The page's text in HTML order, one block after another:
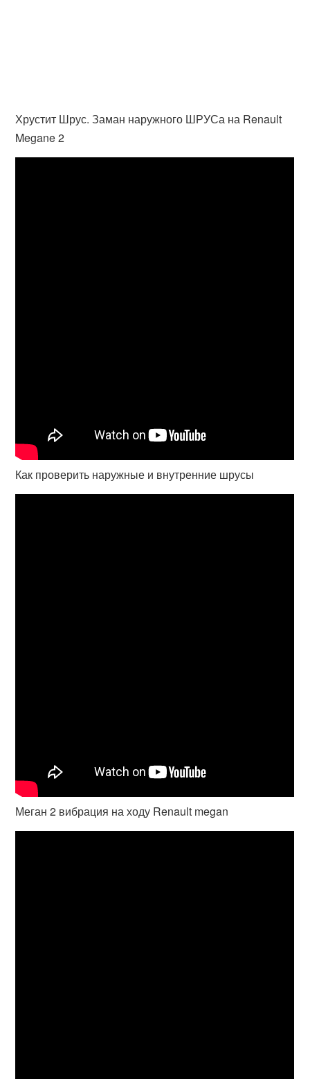
Хрустит Шрус. Заман наружного ШРУСа на Renault
Megane 2
Как проверить наружные и внутренние шрусы
Меган 2 вибрация на ходу Renault megan